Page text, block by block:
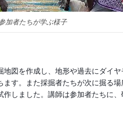
加者たちが学ぶ様子
図を作成し、地形や過去にダイヤ
す。また採掘者たちが次に掘る
しました。講師は参加者たちに